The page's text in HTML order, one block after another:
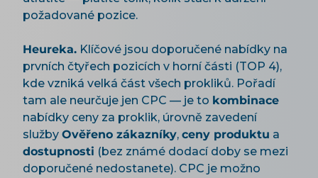
požadované pozice.
Heureka. Klíčové jsou doporučené nabídky na
prvních čtyřech pozicích v horní části (TOP 4),
kde vzniká velká část všech prokliků. Pořadí
tam ale neurčuje jen CPC — je to kombinace
nabídky ceny za proklik, úrovně zavedení
služby Ověřeno zákazníky, ceny produktu a
dostupnosti (bez známé dodací doby se mezi
doporučené nedostanete). CPC je možno